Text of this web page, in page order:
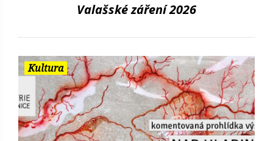
Valašské záření 2026
Kultura